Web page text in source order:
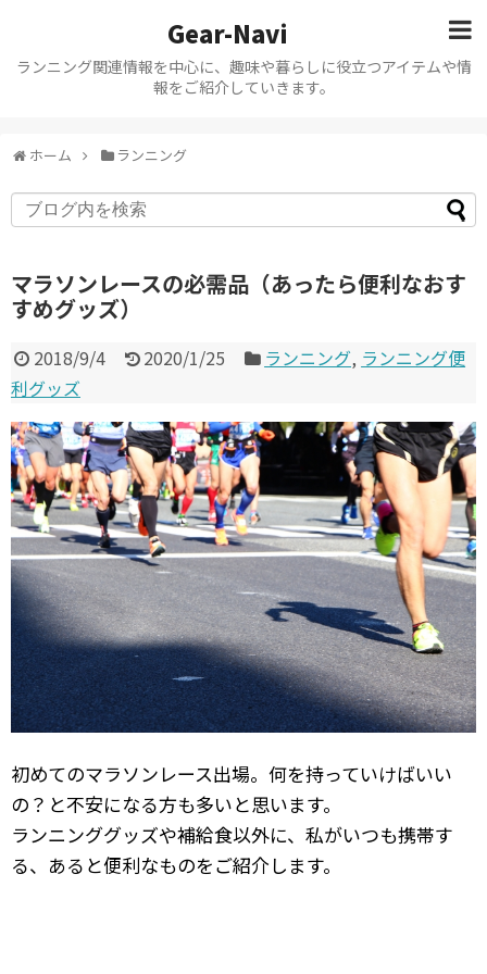
Gear-Navi
ランニング関連情報を中心に、趣味や暮らしに役立つアイテムや情
報をご紹介していきます。
ホーム ランニング
マラソンレースの必需品（あったら便利なおす
すめグッズ）
2018/9/4 2020/1/25 ランニング, ランニング便
利グッズ
初めてのマラソンレース出場。何を持っていけばいい
の？と不安になる方も多いと思います。
ランニンググッズや補給食以外に、私がいつも携帯す
る、あると便利なものをご紹介します。